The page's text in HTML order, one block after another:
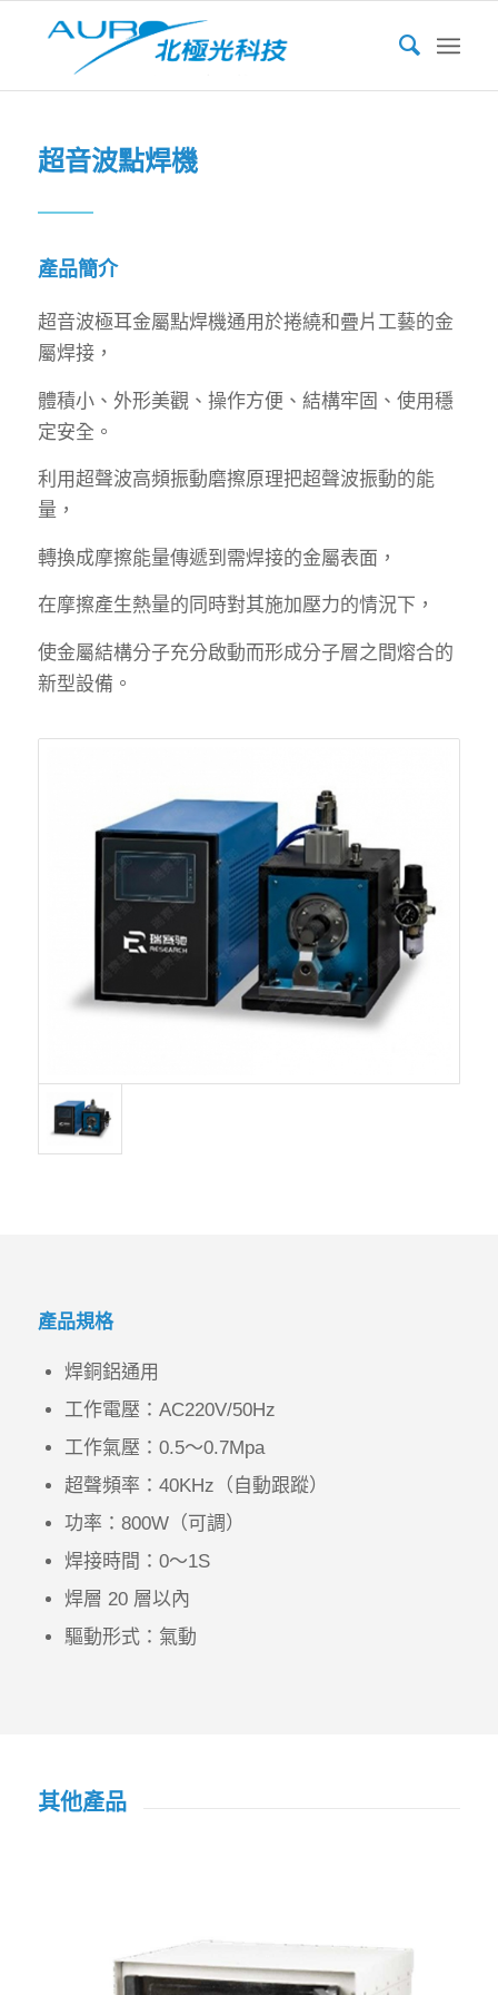
超音波點焊機
產品簡介
超音波極耳金屬點焊機通用於捲繞和疊片工藝的金
屬焊接，
體積小、外形美觀、操作方便、結構牢固、使用穩
定安全。
利用超聲波高頻振動磨擦原理把超聲波振動的能
量，
轉換成摩擦能量傳遞到需焊接的金屬表面，
在摩擦產生熱量的同時對其施加壓力的情況下，
使金屬結構分子充分啟動而形成分子層之間熔合的
新型設備。
產品規格
焊銅鋁通用
工作電壓：AC220V/50Hz
工作氣壓：0.5～0.7Mpa
超聲頻率：40KHz（自動跟蹤）
功率：800W（可調）
焊接時間：0～1S
焊層 20 層以內
驅動形式：氣動
其他產品